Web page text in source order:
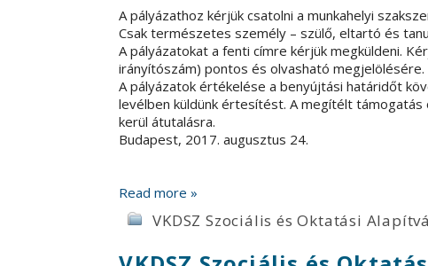
A pályázathoz kérjük csatolni a munkahelyi
Csak természetes személy – szülő, eltartó és
A pályázatokat a fenti címre kérjük megküldeni.
irányítószám) pontos és olvasható megjelölésére.
A pályázatok értékelése a benyújtási határidőt
levélben küldünk értesítést. A megítélt
kerül átutalásra.
Budapest, 2017. augusztus 24.
Read more »
VKDSZ Szociális és Oktatási